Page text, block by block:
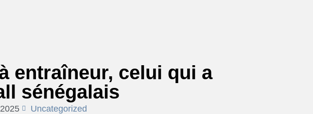
entraîneur, celui qui a
sénégalais
Uncategorized